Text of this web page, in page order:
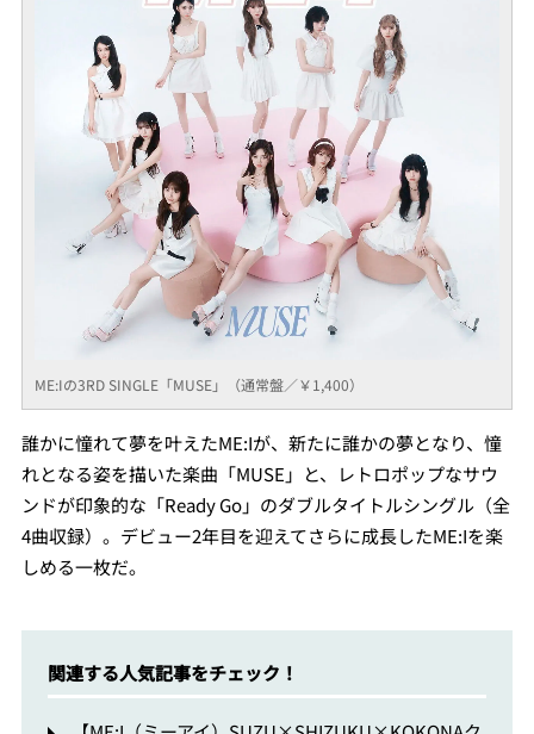
ME:Iの3RD SINGLE「MUSE」（通常盤／￥1,400）
誰かに憧れて夢を叶えたME:Iが、新たに誰かの夢となり、憧
れとなる姿を描いた楽曲「MUSE」と、レトロポップなサウ
ンドが印象的な「Ready Go」のダブルタイトルシングル（全
4曲収録）。デビュー2年目を迎えてさらに成長したME:Iを楽
しめる一枚だ。
関連する人気記事をチェック！